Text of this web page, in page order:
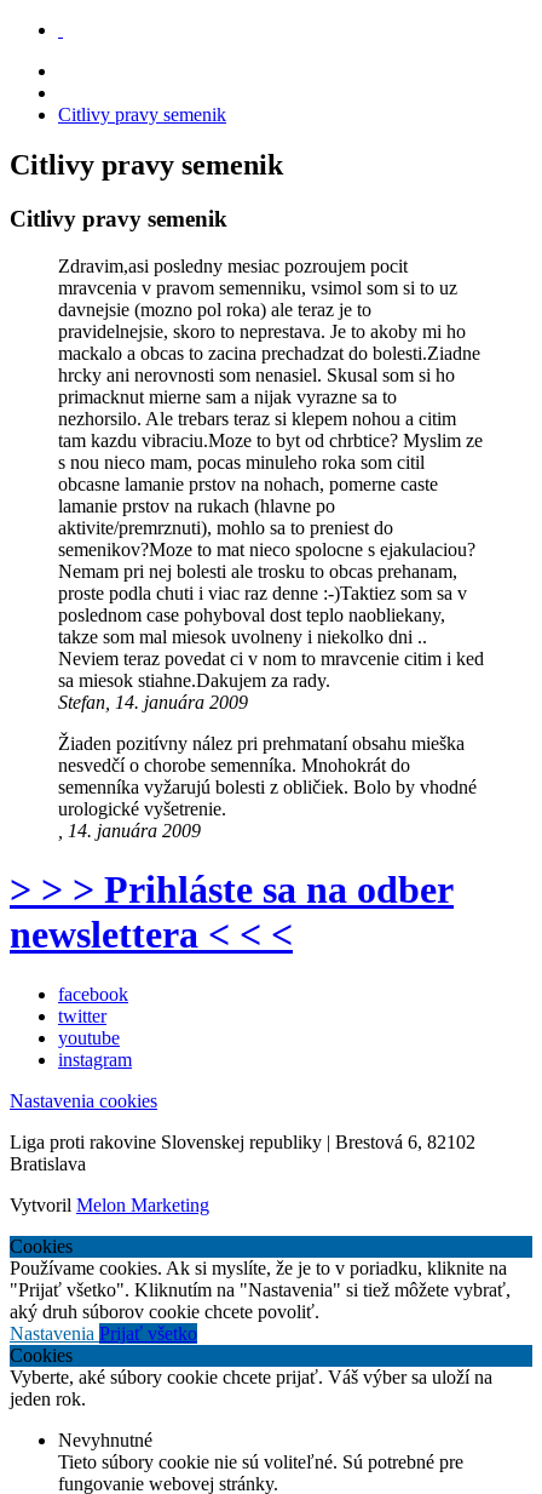
Citlivy pravy semenik
Citlivy pravy semenik
Citlivy pravy semenik
Zdravim,asi posledny mesiac pozroujem pocit
mravcenia v pravom semenniku, vsimol som si to uz
davnejsie (mozno pol roka) ale teraz je to
pravidelnejsie, skoro to neprestava. Je to akoby mi ho
mackalo a obcas to zacina prechadzat do bolesti.Ziadne
hrcky ani nerovnosti som nenasiel. Skusal som si ho
primacknut mierne sam a nijak vyrazne sa to
nezhorsilo. Ale trebars teraz si klepem nohou a citim
tam kazdu vibraciu.Moze to byt od chrbtice? Myslim ze
s nou nieco mam, pocas minuleho roka som citil
obcasne lamanie prstov na nohach, pomerne caste
lamanie prstov na rukach (hlavne po
aktivite/premrznuti), mohlo sa to preniest do
semenikov?Moze to mat nieco spolocne s ejakulaciou?
Nemam pri nej bolesti ale trosku to obcas prehanam,
proste podla chuti i viac raz denne :-)Taktiez som sa v
poslednom case pohyboval dost teplo naobliekany,
takze som mal miesok uvolneny i niekolko dni ..
Neviem teraz povedat ci v nom to mravcenie citim i ked
sa miesok stiahne.Dakujem za rady.
Stefan, 14. januára 2009
Žiaden pozitívny nález pri prehmataní obsahu mieška
nesvedčí o chorobe semenníka. Mnohokrát do
semenníka vyžarujú bolesti z obličiek. Bolo by vhodné
urologické vyšetrenie.
, 14. januára 2009
> > > Prihláste sa na odber
newslettera < < <
facebook
twitter
youtube
instagram
Nastavenia cookies
Liga proti rakovine Slovenskej republiky | Brestová 6, 82102
Bratislava
Vytvoril Melon Marketing
Cookies
Používame cookies. Ak si myslíte, že je to v poriadku, kliknite na
"Prijať všetko". Kliknutím na "Nastavenia" si tiež môžete vybrať,
aký druh súborov cookie chcete povoliť.
Nastavenia Prijať všetko
Cookies
Vyberte, aké súbory cookie chcete prijať. Váš výber sa uloží na
jeden rok.
Nevyhnutné
Tieto súbory cookie nie sú voliteľné. Sú potrebné pre
fungovanie webovej stránky.